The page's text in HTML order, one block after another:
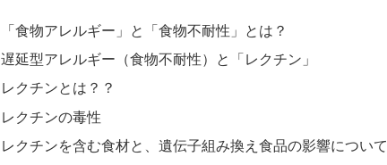
「食物アレルギー」と「食物不耐性」とは？
遅延型アレルギー（食物不耐性）と「レクチン」
レクチンとは？？
レクチンの毒性
レクチンを含む食材と、遺伝子組み換え食品の影響について